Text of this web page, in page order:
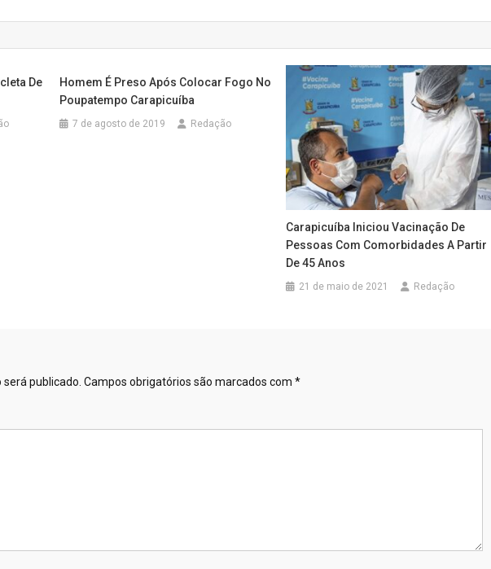
De
Homem É Preso Após Colocar Fogo No
Poupatempo Carapicuíba
7 de agosto de 2019 Redação
Carapicuíba Iniciou Vacinação De
Pessoas Com Comorbidades A Partir
De 45 Anos
21 de maio de 2021 Redação
publicado. Campos obrigatórios são marcados com *